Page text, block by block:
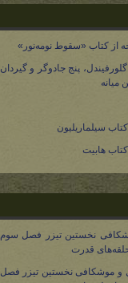
پنج جادوگر و گیردان
سیلماریلیون
هابیت
نخستین تیزر فصل سوم
قدرت
و موشکافی نخستین تیزر فصل